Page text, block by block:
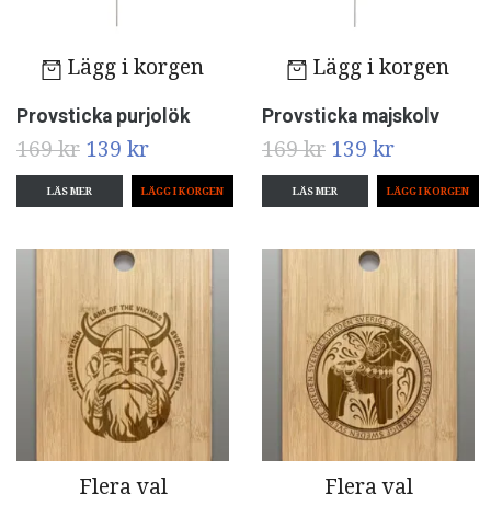
Lägg i korgen
Provsticka purjolök
169 kr 139 kr
LÄS MER
Lägg i korgen
Provsticka majskolv
169 kr 139 kr
LÄS MER
Flera val Flera val